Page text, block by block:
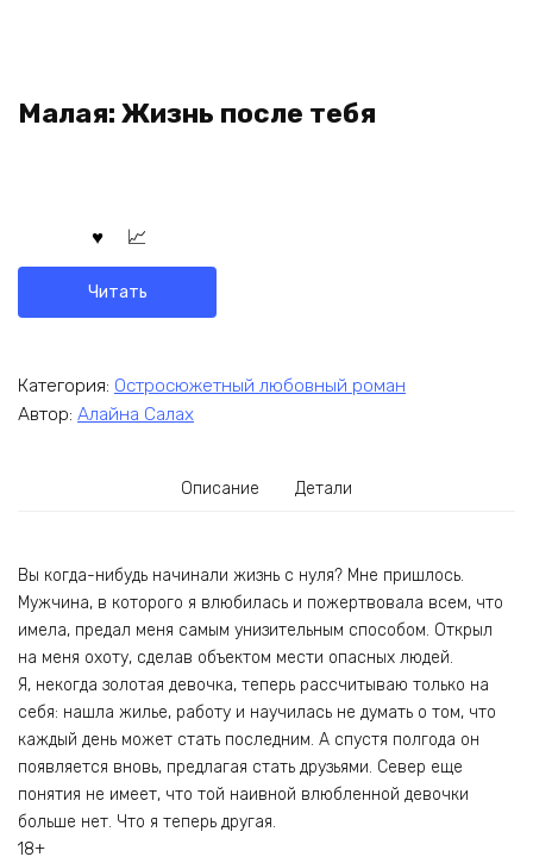
Малая: Жизнь после тебя
Читать
Категория: Остросюжетный любовный роман
Автор: Алайна Салах
Описание Детали
Вы когда-нибудь начинали жизнь с нуля? Мне пришлось.
Мужчина, в которого я влюбилась и пожертвовала всем, что
имела, предал меня самым унизительным способом. Открыл
на меня охоту, сделав объектом мести опасных людей.
Я, некогда золотая девочка, теперь рассчитываю только на
себя: нашла жилье, работу и научилась не думать о том, что
каждый день может стать последним. А спустя полгода он
появляется вновь, предлагая стать друзьями. Север еще
понятия не имеет, что той наивной влюбленной девочки
больше нет. Что я теперь другая.
18+